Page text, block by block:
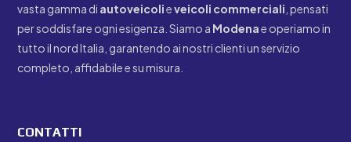
vasta gamma di autoveicolieveicoli commerciali , pensati
per soddisfare ogni esigenza. Siamo a Modenae operiamo in
tutto il nord Italia, garantendo ai nostri clienti un servizio
completo, affidabile e su misura.
CONTATTI